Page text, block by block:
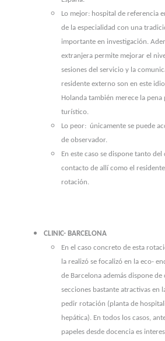
Lo mejor: hospital de referencia
de la especialidad con una
importante en investigación.
extranjera permite mejorar el
sesiones del servicio y la
residente externo son en este
Holanda también merece la
turístico.
Lo peor: únicamente se puede
de observador.
En este caso se dispone tanto del
contacto de allí como el
rotación.
CLINIC- BARCELONA
En el caso concreto de esta
la realizó se focalizó en la eco-
de Barcelona además dispone de
secciones bastante atractivas en
pedir rotación (planta de
hepática). En todos los casos,
papeles desde docencia es